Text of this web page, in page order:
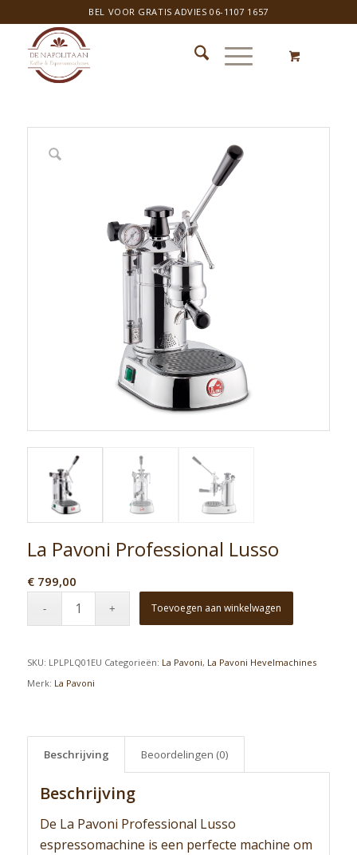
BEL VOOR GRATIS ADVIES 06-1107 1657
La Pavoni Professional Lusso
€799,00
Toevoegen aan winkelwagen
SKU: LPLPLQ01EU Categorieën: La Pavoni, La Pavoni Hevelmachines
Merk: La Pavoni
Beschrijving Beoordelingen (0)
Beschrijving
De La Pavoni Professional Lusso
espressomachine is een perfecte machine om